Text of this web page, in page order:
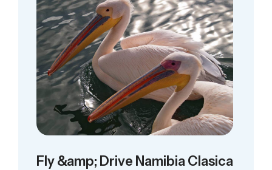
Fly &amp; Drive Namibia Clasica